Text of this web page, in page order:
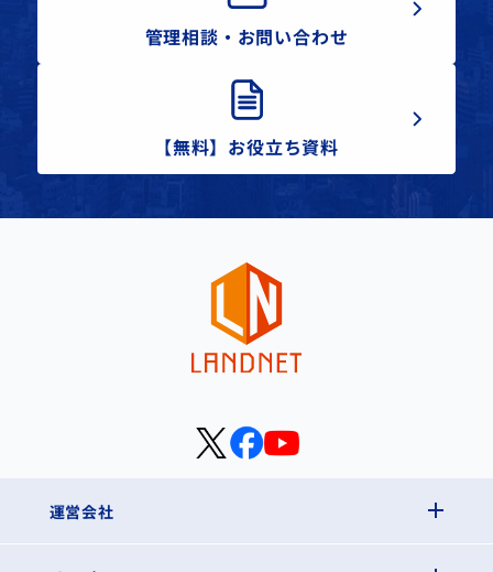
管理相談・お問い合わせ
【無料】お役立ち資料
運営会社